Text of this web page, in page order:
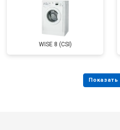
WISE 8 (CSI)